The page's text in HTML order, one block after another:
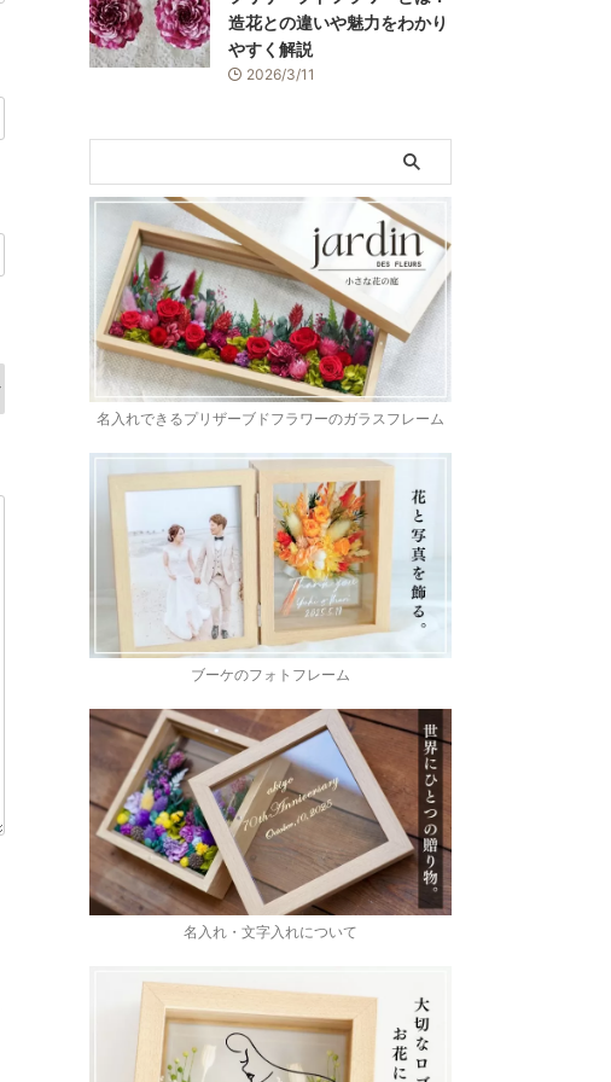
造花との違いや魅力をわかり
やすく解説
2026/3/11
名入れできるプリザーブドフラワーのガラスフレーム
ブーケのフォトフレーム
名入れ・文字入れについて